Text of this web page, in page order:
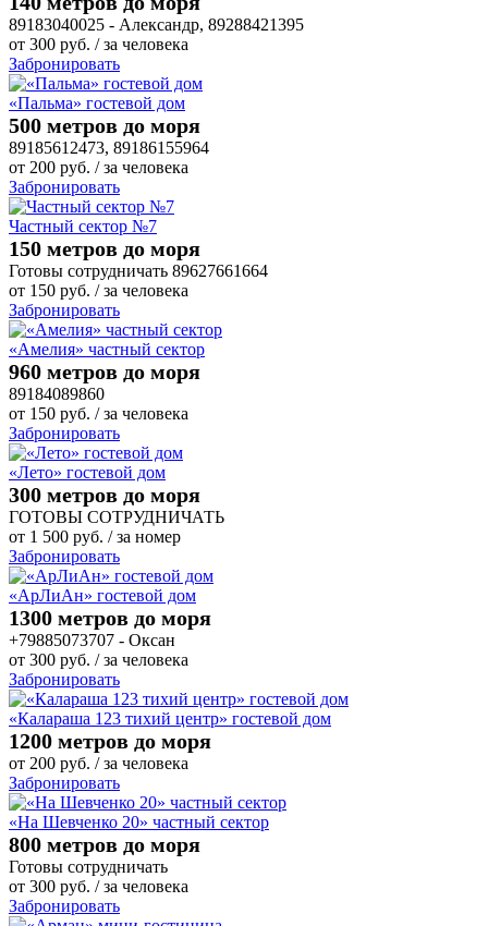
89183040025 - Александр, 89288421395
от 300 руб. / за человека
Забронировать
«Пальма» гостевой дом
500 метров до моря
89185612473, 89186155964
от 200 руб. / за человека
Забронировать
Частный сектор №7
150 метров до моря
Готовы сотрудничать 89627661664
от 150 руб. / за человека
Забронировать
«Амелия» частный сектор
960 метров до моря
89184089860
от 150 руб. / за человека
Забронировать
«Лето» гостевой дом
300 метров до моря
ГОТОВЫ СОТРУДНИЧАТЬ
от 1 500 руб. / за номер
Забронировать
«АрЛиАн» гостевой дом
1300 метров до моря
+79885073707 - Оксан
от 300 руб. / за человека
Забронировать
«Калараша 123 тихий центр» гостевой дом
1200 метров до моря
от 200 руб. / за человека
Забронировать
«На Шевченко 20» частный сектор
800 метров до моря
Готовы сотрудничать
от 300 руб. / за человека
Забронировать